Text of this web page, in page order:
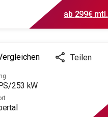
ab 299€mtl.
Teilen
253 kW